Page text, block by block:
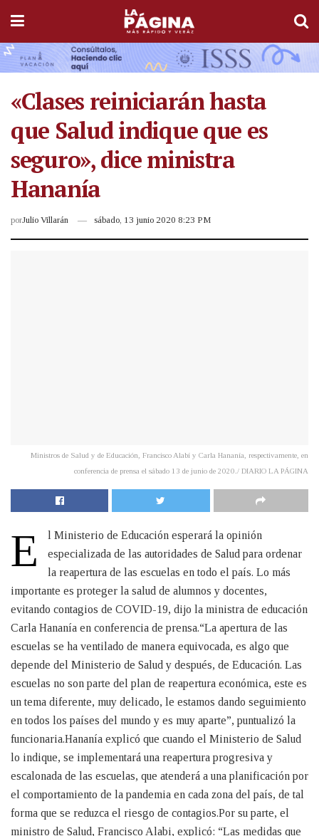
«Clases reiniciarán hasta
que Salud indique que es
seguro», dice ministra
Hananía
porJulio Villarán sábado, 13 junio 2020 8:23 PM
Ministros de Salud y de Educación, Francisco Alabí y Carla Hananía, respectivamente, en
conferencia de prensa el sábado 13 de junio de 2020./ DIARIO LA PÁGINA
E
​l Ministerio de Educación esperará la opinión
especializada de las autoridades de Salud para ordenar
la reapertura de las escuelas en todo el país. Lo más
importante es proteger la salud de alumnos y docentes,
evitando contagios de COVID-19, dijo la ministra de educación
Carla Hananía en conferencia de prensa.“La apertura de las
escuelas se ha ventilado de manera equivocada, es algo que
depende del Ministerio de Salud y después, de Educación. Las
escuelas no son parte del plan de reapertura económica, este es
un tema diferente, muy delicado, le estamos dando seguimiento
en todos los países del mundo y es muy aparte”, puntualizó la
funcionaria.Hananía explicó que cuando el Ministerio de Salud
lo indique, se implementará una reapertura progresiva y
escalonada de las escuelas, que atenderá a una planificación por
el comportamiento de la pandemia en cada zona del país, de tal
forma que se reduzca el riesgo de contagios.Por su parte, el
ministro de Salud, Francisco Alabi, explicó: “Las medidas que